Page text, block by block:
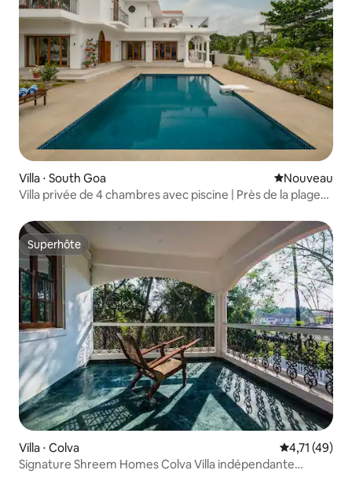
Villa ⋅ South Goa Nouvel
Nouveau
Villa privée de 4 chambres avec piscine | Près de la plage
Superhôte
Superhôte
Villa ⋅ Colva Évaluation
4,71 (49)
Signature Shreem Homes Colva Villa indépendante